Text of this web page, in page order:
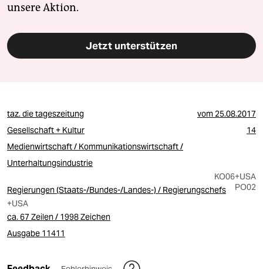
unsere Aktion.
Jetzt unterstützen
taz. die tageszeitung vom25.08.2017
Gesellschaft + Kultur
14
Medienwirtschaft / Kommunikationswirtschaft /
Unterhaltungsindustrie
KO06+USA
Regierungen (Staats-/Bundes-/Landes-) / Regierungschefs
PO02
+USA
ca. 67 Zeilen / 1998 Zeichen
Ausgabe 11411